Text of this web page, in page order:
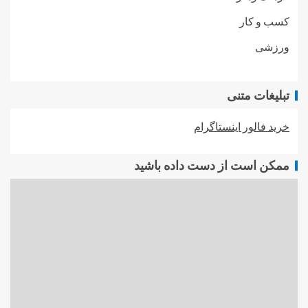
کسب و کار
ورزشی
تبلیغات متنی
خرید فالور اینستاگرام
ممکن است از دست داده باشید